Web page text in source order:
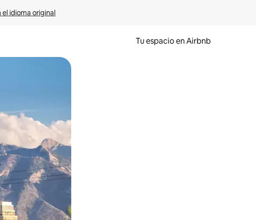
el idioma original
Tu espacio en Airbnb
o bien tocando y deslizando la pantalla.